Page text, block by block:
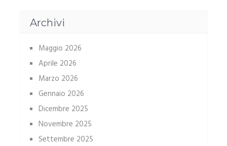
Archivi
Maggio 2026
Aprile 2026
Marzo 2026
Gennaio 2026
Dicembre 2025
Novembre 2025
Settembre 2025